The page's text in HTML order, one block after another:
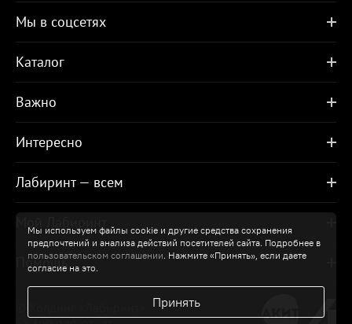
Мы используем файлы cookie и другие средства сохранения
предпочтений и анализа действий посетителей сайта. Подробнее в
пользовательском соглашении. Нажмите «Принять», если даете
согласие на это.
Принять
Мы в соцсетях
Каталог
Важно
Интересно
Лабиринт — всем
Помощь